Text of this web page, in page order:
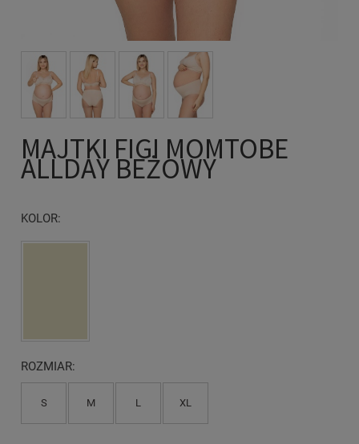
MAJTKI FIGI MOMTOBE
ALLDAY BEŻOWY
KOLOR:
ROZMIAR:
S M L XL